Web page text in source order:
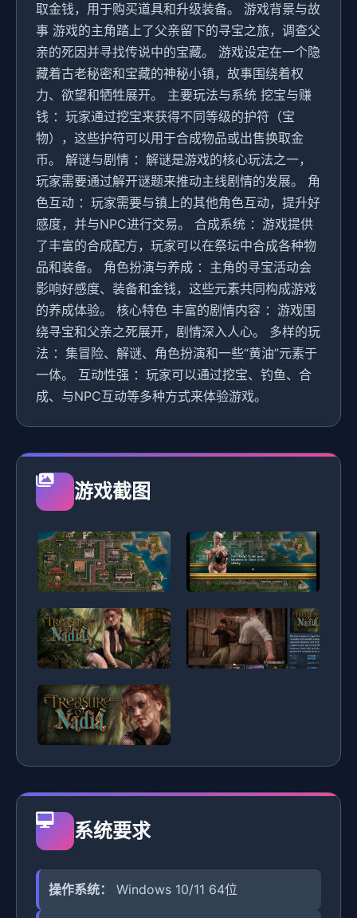
取金钱，用于购买道具和升级装备。 游戏背景与故
事 游戏的主角踏上了父亲留下的寻宝之旅，调查父
亲的死因并寻找传说中的宝藏。 游戏设定在一个隐
藏着古老秘密和宝藏的神秘小镇，故事围绕着权
力、欲望和牺牲展开。 主要玩法与系统 挖宝与赚
钱 ：玩家通过挖宝来获得不同等级的护符（宝
物），这些护符可以用于合成物品或出售换取金
币。 解谜与剧情 ：解谜是游戏的核心玩法之一，
玩家需要通过解开谜题来推动主线剧情的发展。 角
色互动 ：玩家需要与镇上的其他角色互动，提升好
感度，并与NPC进行交易。 合成系统 ：游戏提供
了丰富的合成配方，玩家可以在祭坛中合成各种物
品和装备。 角色扮演与养成 ：主角的寻宝活动会
影响好感度、装备和金钱，这些元素共同构成游戏
的养成体验。 核心特色 丰富的剧情内容 ：游戏围
绕寻宝和父亲之死展开，剧情深入人心。 多样的玩
法 ：集冒险、解谜、角色扮演和一些“黄油”元素于
一体。 互动性强 ：玩家可以通过挖宝、钓鱼、合
成、与NPC互动等多种方式来体验游戏。
游戏截图
系统要求
操作系统： Windows 10/11 64位